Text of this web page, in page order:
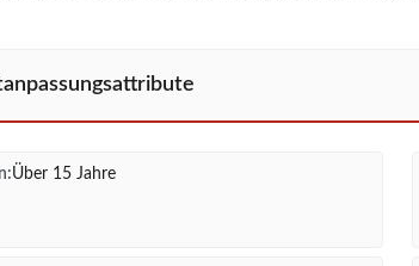
Über 15 Jahre